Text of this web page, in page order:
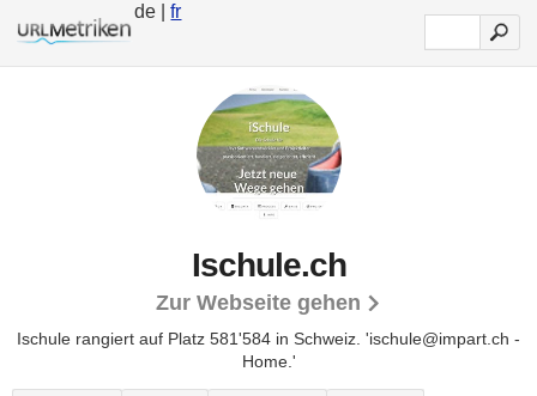
de |fr
Ischule.ch
Zur Webseite gehen
Ischule rangiert auf Platz 581'584 in Schweiz. 'ischule@impart.ch -
Home.'